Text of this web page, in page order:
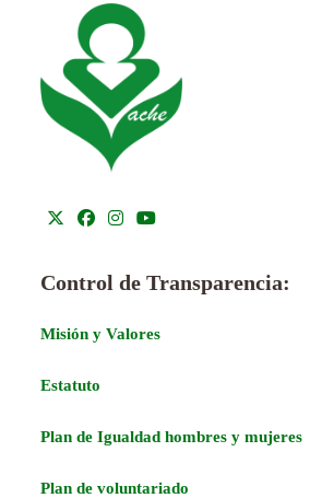
Control de Transparencia:
Misión y Valores
Estatuto
Plan de Igualdad hombres y mujeres
Plan de voluntariado